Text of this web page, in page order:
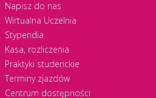
Napisz do nas
Wirtualna Uczelnia
Stypendia
Kasa, rozliczenia
Praktyki studenckie
Terminy zjazdów
Centrum dostępności